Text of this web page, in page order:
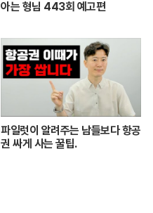
아는 형님 443회 예고편
파일럿이 알려주는 남들보다 항공
권 싸게 사는 꿀팁.